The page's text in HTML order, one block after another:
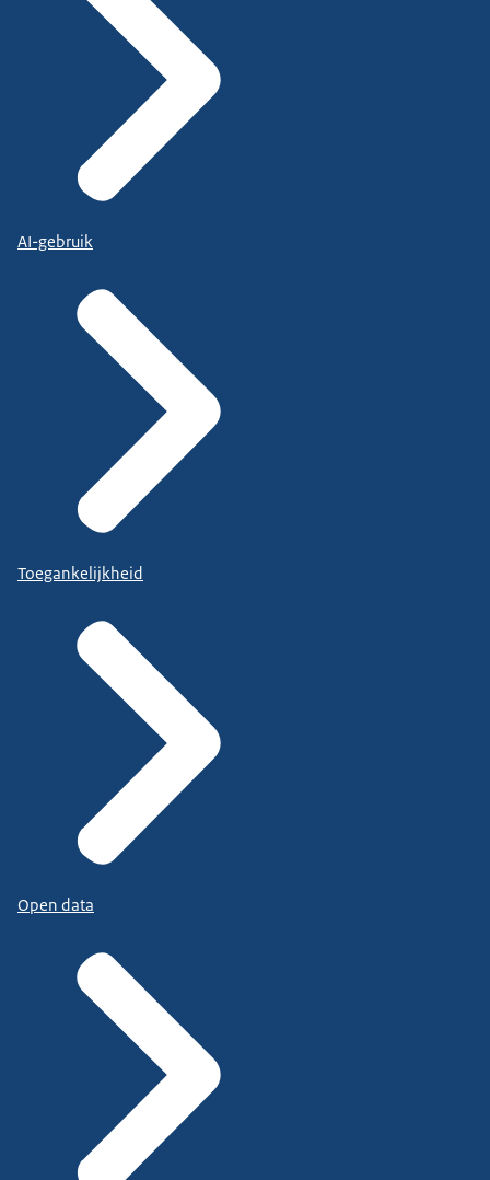
AI-gebruik
Toegankelijkheid
Open data